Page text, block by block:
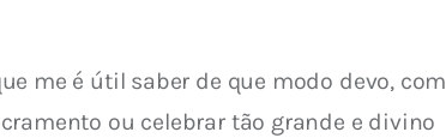
me é útil saber de que modo devo, com
ou celebrar tão grande e divino